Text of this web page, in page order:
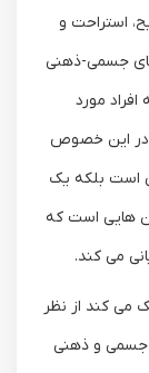
استراحت و
جسمی-ذهنی
مورد
در این خصوص
است بلکه یک
هایی است که
می کند.
می کند از نظر
جسمی و ذهنی